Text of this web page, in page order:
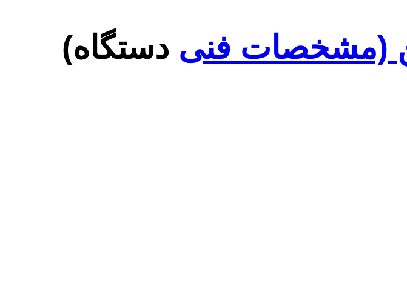
(مشخصات فنی دستگاه)